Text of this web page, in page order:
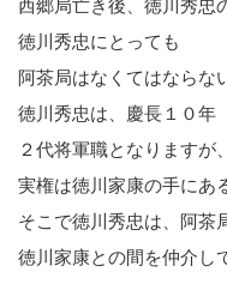
西郷局亡き後、徳川秀忠
徳川秀忠にとっても
阿茶局はなくてはならな
徳川秀忠は、慶長１０年
２代将軍職となりますが、
実権は徳川家康の手にあ
そこで徳川秀忠は、阿茶
徳川家康との間を仲介し